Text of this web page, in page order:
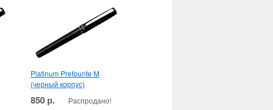
Platinum Prefounte M
(черный корпус)
850 р. Распродано!